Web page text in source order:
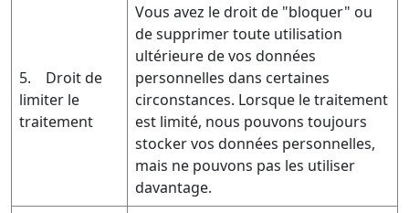
5. Droit de
limiter le
traitement
Vous avez le droit de "bloquer" ou
de supprimer toute utilisation
ultérieure de vos données
personnelles dans certaines
circonstances. Lorsque le traitement
est limité, nous pouvons toujours
stocker vos données personnelles,
mais ne pouvons pas les utiliser
davantage.